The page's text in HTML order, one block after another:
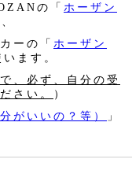
の「 ホーザン
ーの「 ホーザン
います。
、必ず、自分の受
さい。
）
がいいの？等）
」